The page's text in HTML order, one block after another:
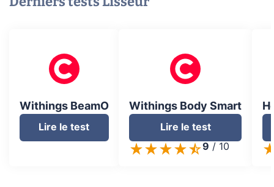
Withings BeamO
Lire le test
Withings Body Smart
Lire le test
9 / 10